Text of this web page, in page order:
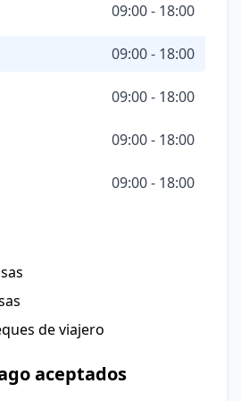
09:00 - 18:00
09:00 - 18:00
09:00 - 18:00
09:00 - 18:00
09:00 - 18:00
de viajero
aceptados